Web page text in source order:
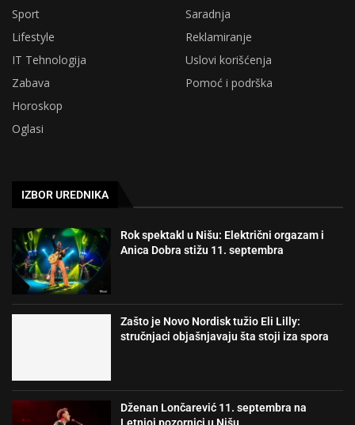
Sport
Saradnja
Lifestyle
Reklamiranje
IT Tehnologija
Uslovi korišćenja
Zabava
Pomoć i podrška
Horoskop
Oglasi
IZBOR UREDNIKA
Rok spektakl u Nišu: Električni orgazam i
Anica Dobra stižu 11. septembra
Zašto je Novo Nordisk tužio Eli Lilly:
stručnjaci objašnjavaju šta stoji iza spora
Dženan Lončarević 11. septembra na
Letnjoj pozornici u Nišu